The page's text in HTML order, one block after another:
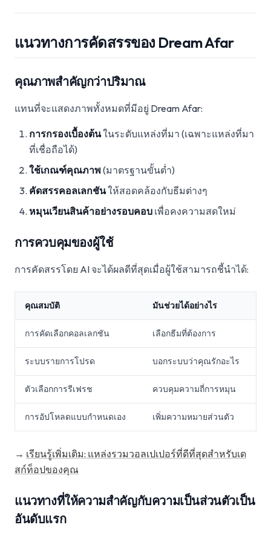
แนวทางการคัดสรรของ Dream Afar
คุณภาพสำคัญกว่าปริมาณ
แทนที่จะแสดงภาพทั้งหมดที่มีอยู่ Dream Afar:
การกรองเบื้องต้นในระดับแหล่งที่มา (เฉพาะแหล่งที่มา
ที่เชื่อถือได้)
ใช้เกณฑ์คุณภาพ (มาตรฐานขั้นต่ำ)
คัดสรรคอลเลกชันให้สอดคล้องกับธีมต่างๆ
หมุนเวียนสินค้าอย่างรอบคอบ เพื่อคงความสดใหม่
การควบคุมของผู้ใช้
การคัดสรรโดย AI จะได้ผลดีที่สุดเมื่อผู้ใช้สามารถชี้นำได้:
คุณสมบัติ มันช่วยได้อย่างไร
การคัดเลือกคอลเลกชัน เลือกธีมที่ต้องการ
ระบบรายการโปรด บอกระบบว่าคุณรักอะไร
ตัวเลือกการรีเฟรช ควบคุมความถี่การหมุน
การอัปโหลดแบบกำหนดเอง เพิ่มความหมายส่วนตัว
→ เรียนรู้เพิ่มเติม: แหล่งรวมวอลเปเปอร์ที่ดีที่สุดสำหรับเด
สก์ท็อปของคุณ
แนวทางที่ให้ความสำคัญกับความเป็นส่วนตัวเป็น
อันดับแรก